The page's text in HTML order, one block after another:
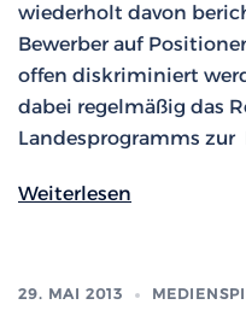
wiederholt davon
Bewerber auf
offen diskriminiert
dabei regelmäßig das
Landesprogramms zur
Weiterlesen
29. MAI 2013